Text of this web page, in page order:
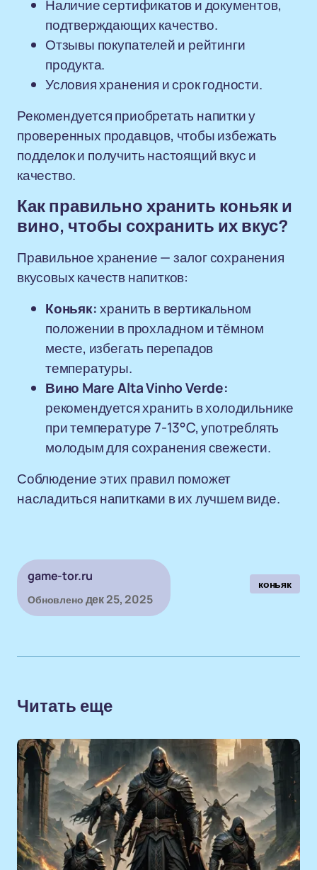
Наличие сертификатов и документов,
подтверждающих качество.
Отзывы покупателей и рейтинги
продукта.
Условия хранения и срок годности.
Рекомендуется приобретать напитки у
проверенных продавцов, чтобы избежать
подделок и получить настоящий вкус и
качество.
Как правильно хранить коньяк и
вино, чтобы сохранить их вкус?
Правильное хранение — залог сохранения
вкусовых качеств напитков:
Коньяк:хранить в вертикальном
положении в прохладном и тёмном
месте, избегать перепадов
температуры.
Вино Mare Alta Vinho Verde:
рекомендуется хранить в холодильнике
при температуре 7-13°C, употреблять
молодым для сохранения свежести.
Соблюдение этих правил поможет
насладиться напитками в их лучшем виде.
game-tor.ru
Обновлено дек 25, 2025
коньяк
Читать еще